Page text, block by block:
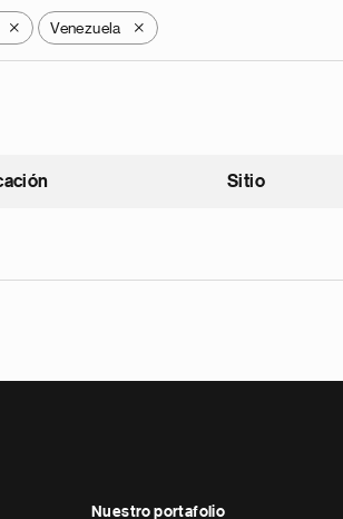
X Venezuela X
Sitio
Nuestro portafolio